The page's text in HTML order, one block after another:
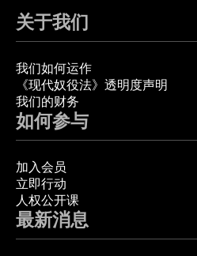
关于我们
我们如何运作
《现代奴役法》透明度声明
我们的财务
如何参与
加入会员
立即行动
人权公开课
最新消息